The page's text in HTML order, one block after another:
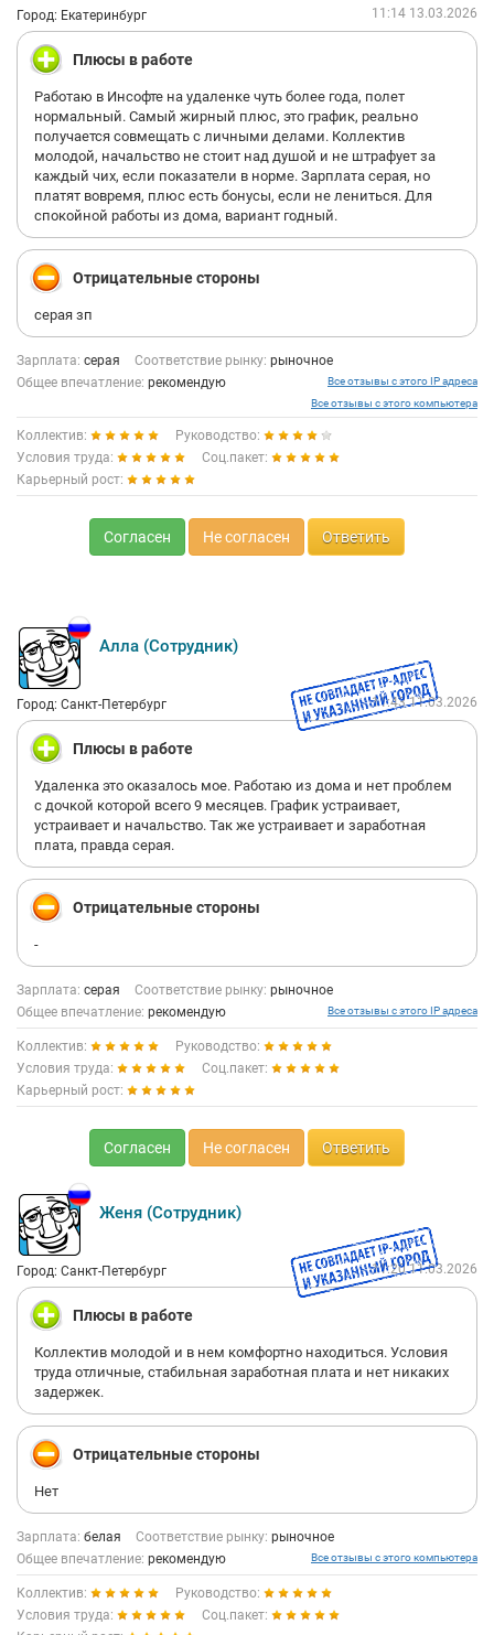
Город: Екатеринбург 11:14 13.03.2026
Плюсы в работе
Работаю в Инсофте на удаленке чуть более года, полет
нормальный. Самый жирный плюс, это график, реально
получается совмещать с личными делами. Коллектив
молодой, начальство не стоит над душой и не штрафует за
каждый чих, если показатели в норме. Зарплата серая, но
платят вовремя, плюс есть бонусы, если не лениться. Для
спокойной работы из дома, вариант годный.
Отрицательные стороны
серая зп
Зарплата: серая Соответствие рынку: рыночное
Общее впечатление: рекомендую
Все отзывы с этого IP адреса
Все отзывы с этого компьютера
Коллектив:
Руководство:
Условия труда:
Соц.пакет:
Карьерный рост:
Согласен Не согласен Ответить
Алла (Сотрудник)
Город: Санкт-Петербург 11:43 11.03.2026
Плюсы в работе
Удаленка это оказалось мое. Работаю из дома и нет проблем
с дочкой которой всего 9 месяцев. График устраивает,
устраивает и начальство. Так же устраивает и заработная
плата, правда серая.
Отрицательные стороны
-
Зарплата: серая Соответствие рынку: рыночное
Общее впечатление: рекомендую Все отзывы с этого IP адреса
Коллектив:
Руководство:
Условия труда:
Соц.пакет:
Карьерный рост:
Согласен Не согласен Ответить
Женя (Сотрудник)
Город: Санкт-Петербург 11:20 11.03.2026
Плюсы в работе
Коллектив молодой и в нем комфортно находиться. Условия
труда отличные, стабильная заработная плата и нет никаких
задержек.
Отрицательные стороны
Нет
Зарплата: белая Соответствие рынку: рыночное
Общее впечатление: рекомендую Все отзывы с этого компьютера
Коллектив:
Руководство:
Условия труда:
Соц.пакет: